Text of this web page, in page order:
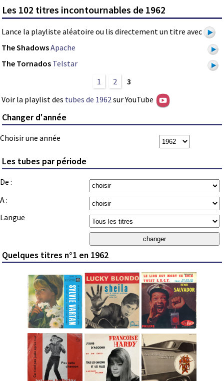
Les 102 titres incontournables de 1962
Lance la playliste aléatoire ou lis directement un titre avec
The ShadowsApache
The Tornados Telstar
1
2
3
Voir la playlist des tubes de 1962 sur YouTube
Changer d'année
Choisir une année
Les tubes par période
De :
A :
Langue
Quelques titres n°1 en 1962